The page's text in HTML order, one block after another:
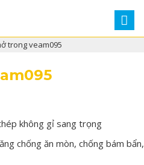
trong veam095
không gỉ sang trọng
chống ăn mòn, chống bám bẩn,